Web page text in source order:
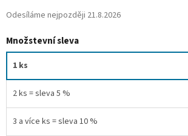
Odesíláme nejpozději 21.8.2026
Množstevní sleva
1 ks
2 ks = sleva 5 %
3 a více ks = sleva 10 %